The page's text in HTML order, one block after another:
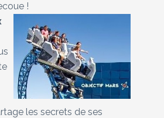
!
les secrets de ses